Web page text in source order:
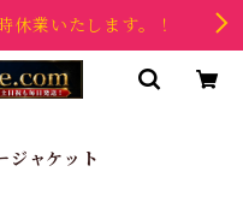
休業いたします。！
ジャケット